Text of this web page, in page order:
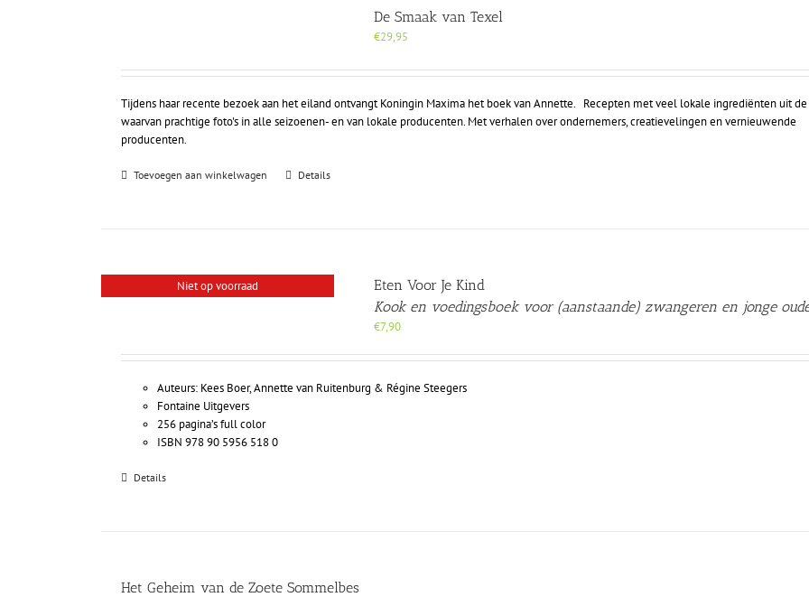
De Smaak van Texel
€29,95
Tijdens haar recente bezoek aan het eiland ontvangt Koningin Maxima het boek van Annette. Recepten met veel lokale ingrediënten uit de
waarvan prachtige foto's in alle seizoenen- en van lokale producenten. Met verhalen over ondernemers, creatievelingen en vernieuwende
producenten.
Toevoegen aan winkelwagen Details
Niet op voorraad
Eten Voor Je Kind
Kook en voedingsboek voor (aanstaande) zwangeren en jonge
€7,90
Auteurs: Kees Boer, Annette van Ruitenburg & Régine Steegers
Fontaine Uitgevers
256 pagina’s full color
ISBN 978 90 5956 518 0
Details
Het Geheim van de Zoete Sommelbes